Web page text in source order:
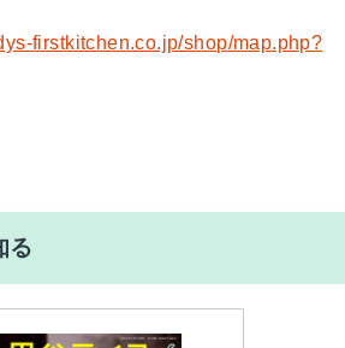
firstkitchen.co.jp/shop/map.php?
る